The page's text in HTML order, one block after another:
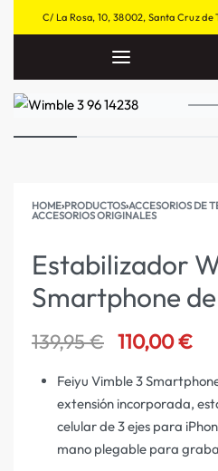
C/ La Rosa, 10, 38002, Santa Cruz
HOME›PRODUCTOS›ACCESORIOS DE
ACCESORIOS ORIGINALES
Estabilizador
Smartphone
139,95€ 110,00€
Feiyu Vimble 3
extensión incorporada,
celular de 3 ejes para
mano plegable para